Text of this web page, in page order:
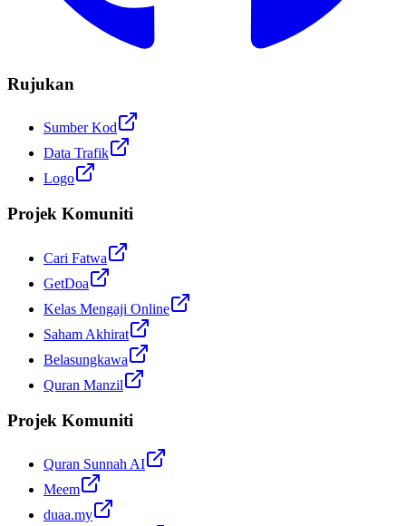
Rujukan
Sumber Kod
Data Trafik
Logo
Projek Komuniti
Cari Fatwa
GetDoa
Kelas Mengaji Online
Saham Akhirat
Belasungkawa
Quran Manzil
Projek Komuniti
Quran Sunnah AI
Meem
duaa.my